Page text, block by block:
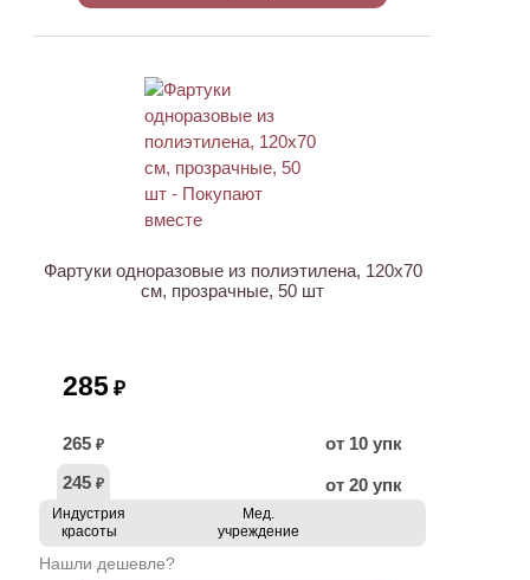
Фартуки одноразовые из полиэтилена, 120х70
см, прозрачные, 50 шт
285 ₽
265 ₽
от 10 упк
245 ₽ от 20 упк
Индустрия
красоты
Мед.
учреждение
Нашли дешевле?